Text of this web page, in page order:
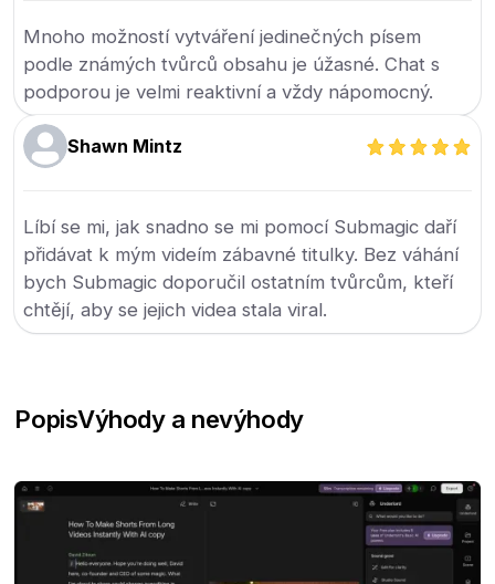
Mnoho možností vytváření jedinečných písem
podle známých tvůrců obsahu je úžasné. Chat s
podporou je velmi reaktivní a vždy nápomocný.
Shawn Mintz
Líbí se mi, jak snadno se mi pomocí Submagic daří
přidávat k mým videím zábavné titulky. Bez váhání
bych Submagic doporučil ostatním tvůrcům, kteří
chtějí, aby se jejich videa stala viral.
PopisVýhody a nevýhody